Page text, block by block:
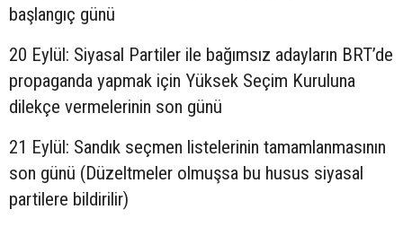
başlangıç günü
20 Eylül: Siyasal Partiler ile bağımsız adayların BRT’de
propaganda yapmak için Yüksek Seçim Kuruluna
dilekçe vermelerinin son günü
21 Eylül: Sandık seçmen listelerinin tamamlanmasının
son günü (Düzeltmeler olmuşsa bu husus siyasal
partilere bildirilir)